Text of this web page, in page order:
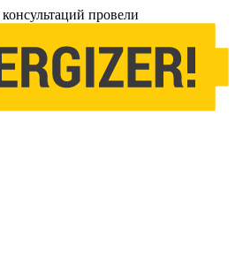
консультаций провели